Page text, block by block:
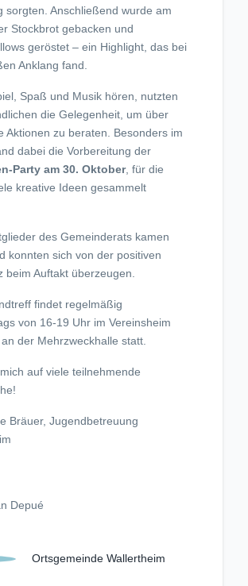
sorgten. Anschließend wurde am
Stockbrot gebacken und
geröstet – ein Highlight, das bei
Anklang fand.
Spaß und Musik hören, nutzten
die Gelegenheit, um über
Aktionen zu beraten. Besonders im
dabei die Vorbereitung der
Party am 30. Oktober, für die
kreative Ideen gesammelt
des Gemeinderats kamen
konnten sich von der positiven
beim Auftakt überzeugen.
findet regelmäßig
von 16-19 Uhr im Vereinsheim
der Mehrzweckhalle statt.
auf viele teilnehmende
Bräuer, Jugendbetreuung
Depué
Ortsgemeinde Wallertheim